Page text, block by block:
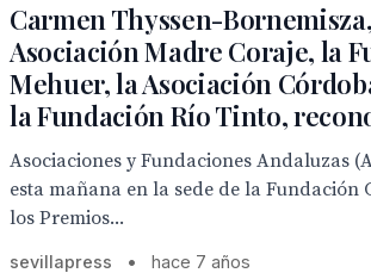
Carmen Thyssen-
Asociación Madre Coraje, la
Mehuer, la Asociación
la Fundación Río Tinto,
Asociaciones y Fundaciones Andaluzas
esta mañana en la sede de la Fundación
los Premios...
sevillapress • hace 7 años